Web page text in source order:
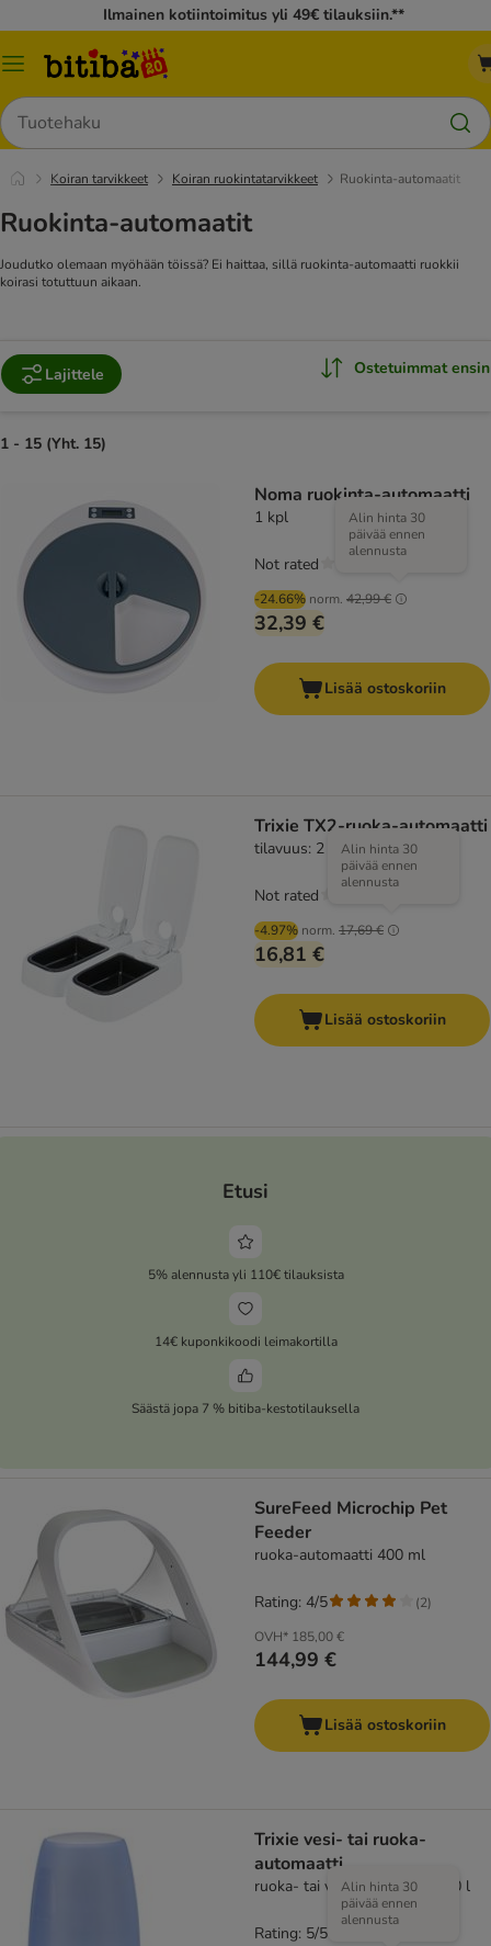
Ilmainen kotiintoimitus yli 49€ tilauksiin.**
Katalogivalikko
Hae
Koiran tarvikkeet Koiran ruokintatarvikkeet Ruokinta-automaatit
Ruokinta-automaatit
Joudutko olemaan myöhään töissä? Ei haittaa, sillä ruokinta-automaatti ruokkii
koirasi totuttuun aikaan.
Lajittele Ostetuimmat ensin
1 - 15 (Yht. 15)
Noma ruokinta-automaatti
1 kpl
-24.66% norm. 42,99 €
Alin hinta 30
päivää ennen
alennusta
32,39 €
Not rated
Lisää ostoskoriin
Trixie TX2-ruoka-automaatti
tilavuus: 2 x 0,30 l
-4.97% norm. 17,69 €
Alin hinta 30
päivää ennen
alennusta
16,81 €
Not rated
Lisää ostoskoriin
Etusi
5% alennusta yli 110€ tilauksista
14€ kuponkikoodi leimakortilla
Säästä jopa 7 % bitiba-kestotilauksella
SureFeed Microchip Pet
Feeder
ruoka-automaatti 400 ml
OVH* 185,00 €
144,99 €
Rating: 4/5 (2)
Lisää ostoskoriin
Trixie vesi- tai ruoka-
automaatti
ruoka- tai vesiautomaatti, 0.60 l
Alin hinta 30
päivää ennen
alennusta
Rating: 5/5